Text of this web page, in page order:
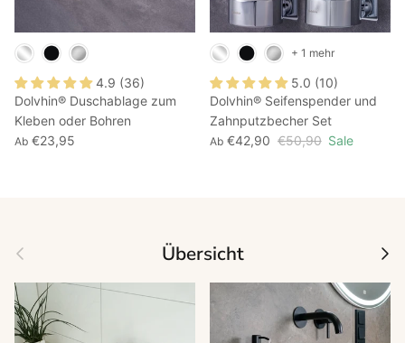
4.9 (36)
Dolvhin® Duschablage zum
Kleben oder Bohren
Ab €23,95
5.0 (10)
Dolvhin® Seifenspender und
Zahnputzbecher Set
Ab €42,90 €50,90 Sale
+ 1 mehr
Vorherige Übersicht